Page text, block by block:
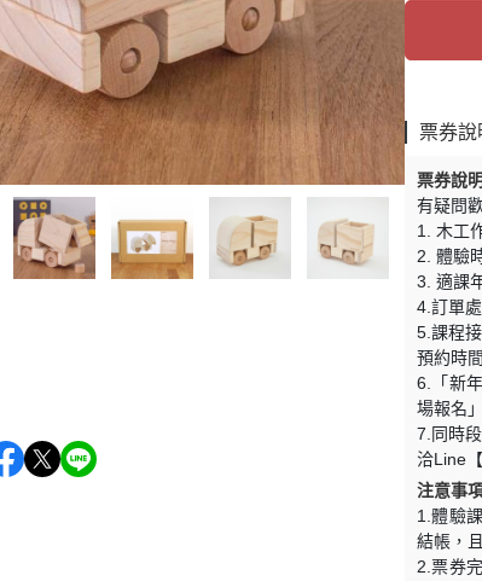
票券說
票券說明
有疑問
1. 木工
2. 體驗
3. 適課
4.訂單
5.課程
預約時
6.「新
場報名
7.同時
洽Line
注意事
1.體驗
結帳，
2.票券